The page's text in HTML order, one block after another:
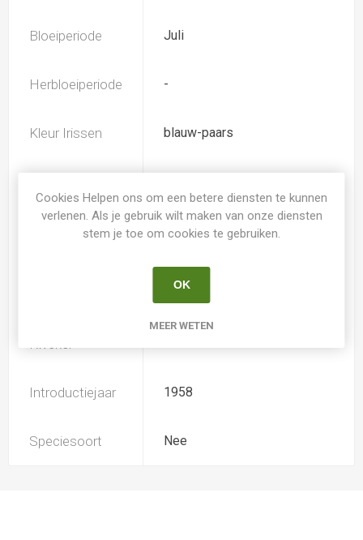
Bloeiperiode Juli
Herbloeiperiode -
Kleur Irissen blauw-paars
Irissen
Kweker
Introductiejaar 1958
Speciesoort Nee
Cookies Helpen ons om een betere diensten te kunnen
verlenen. Als je gebruik wilt maken van onze diensten
stem je toe om cookies te gebruiken.
OK
MEER WETEN